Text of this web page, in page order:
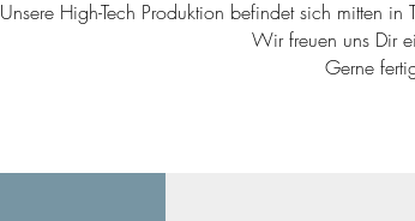
Unsere High-Tech Produktion befindet sich mitten
Wir freuen uns Dir
Gerne